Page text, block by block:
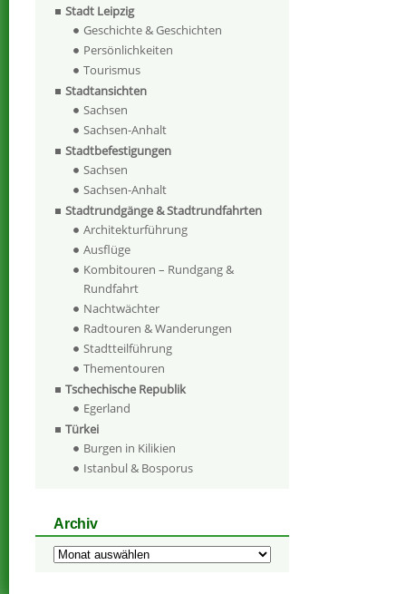
Stadt Leipzig
Geschichte & Geschichten
Persönlichkeiten
Tourismus
Stadtansichten
Sachsen
Sachsen-Anhalt
Stadtbefestigungen
Sachsen
Sachsen-Anhalt
Stadtrundgänge & Stadtrundfahrten
Architekturführung
Ausflüge
Kombitouren – Rundgang &
Rundfahrt
Nachtwächter
Radtouren & Wanderungen
Stadtteilführung
Thementouren
Tschechische Republik
Egerland
Türkei
Burgen in Kilikien
Istanbul & Bosporus
Archiv
Archiv